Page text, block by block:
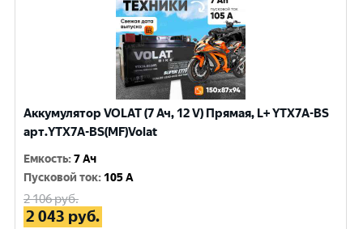
Аккумулятор VOLAT (7 Ач, 12 V) Прямая, L+ YTX7A-BS
арт.YTX7A-BS(MF)Volat
Емкость:7 Ач
Пусковой ток: 105 A
2 106руб.
2 043 руб.